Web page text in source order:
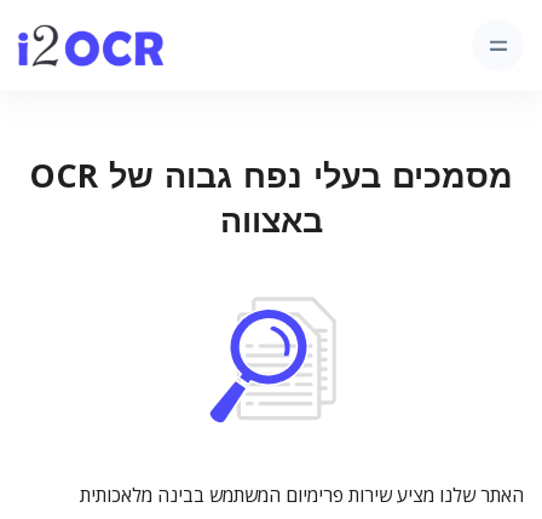
מסמכים בעלי נפח גבוה של OCR
באצווה
האתר שלנו מציע שירות פרימיום המשתמש בבינה מלאכותית